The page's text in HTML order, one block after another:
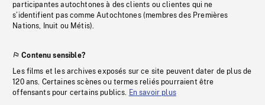
participantes autochtones à des clients ou clientes qui ne
s’identifient pas comme Autochtones (membres des Premières
Nations, Inuit ou Métis).
Contenu sensible?
Les films et les archives exposés sur ce site peuvent dater de plus de
120 ans. Certaines scènes ou termes reliés pourraient être
offensants pour certains publics. En savoir plus